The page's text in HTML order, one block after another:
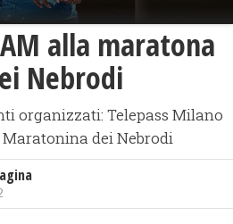
alla maratona
Nebrodi
organizzati: Telepass Milano
dei Nebrodi